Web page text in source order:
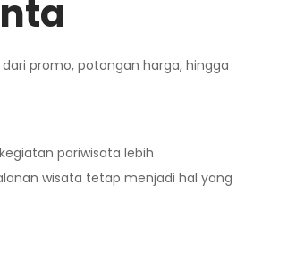
promo, potongan harga, hingga
pariwisata lebih
wisata tetap menjadi hal yang